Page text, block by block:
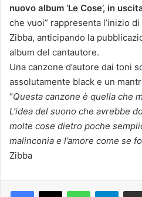
nuovo album ‘Le Cose’, in
che vuoi” rappresenta l’inizio
Zibba, anticipando la
album del cantautore.
Una canzone d’autore dai toni
assolutamente black e un
“Questa canzone è quella che
L’idea del suono che avrebbe
molte cose dietro poche
malinconia e l’amore come se
Zibba
Telegram